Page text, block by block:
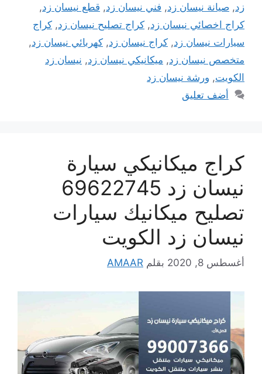
زد, صيانة نيسان زد, فني نيسان زد, قطع نيسان زد,
كراج اخصائي نيسان زد, كراج تصليح نيسان زد, كراج
سيارات نيسان زد, كراج نيسان زد, كهربائي نيسان زد,
متخصص نيسان زد, ميكانيكي نيسان زد, نيسان زد
الكويت, ورشة نيسان زد
أضف تعليق
كراج ميكانيكي سيارة
نيسان زد 69622745
تصليح ميكانيك سيارات
نيسان زد الكويت
أغسطس 8, 2020 بقلم AMAAR